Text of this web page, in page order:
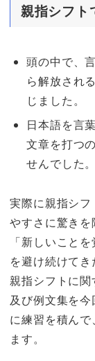
親指シフト
頭の中で、
ら解放され
じました。
日本語を言
文章を打つ
せんでした。
実際に親指シ
やすさに驚きを
「新しいこと
を避け続けてき
親指シフトに
及び例文集を
に練習を積ん
ます。